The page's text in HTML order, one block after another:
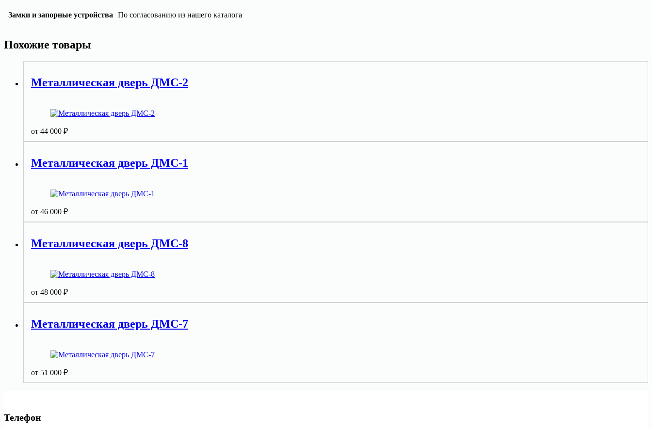
Замки и запорные устройства По согласованию из нашего каталога
Похожие товары
Металлическая дверь ДМС-2
от 44 000 ₽
Металлическая дверь ДМС-1
от 46 000 ₽
Металлическая дверь ДМС-8
от 48 000 ₽
Металлическая дверь ДМС-7
от 51 000 ₽
Телефон